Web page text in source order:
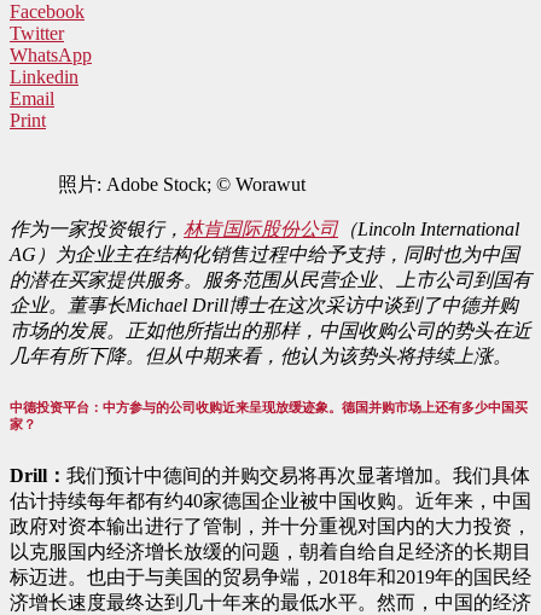
Facebook
Twitter
WhatsApp
Linkedin
Email
Print
照片: Adobe Stock; © Worawut
作为一家投资银行， 林肯国际股份公司（Lincoln International
AG）为企业主在结构化销售过程中给予支持，同时也为中国
的潜在买家提供服务。服务范围从民营企业、上市公司到国有
企业。董事长Michael Drill博士在这次采访中谈到了中德并购
市场的发展。正如他所指出的那样，中国收购公司的势头在近
几年有所下降。但从中期来看，他认为该势头将持续上涨。
中德投资平台：中方参与的公司收购近来呈现放缓迹象。德国并购市场上还有多少中国买
家？
Drill： 我们预计中德间的并购交易将再次显著增加。我们具体
估计持续每年都有约40家德国企业被中国收购。近年来，中国
政府对资本输出进行了管制，并十分重视对国内的大力投资，
以克服国内经济增长放缓的问题，朝着自给自足经济的长期目
标迈进。也由于与美国的贸易争端，2018年和2019年的国民经
济增长速度最终达到几十年来的最低水平。然而，中国的经济